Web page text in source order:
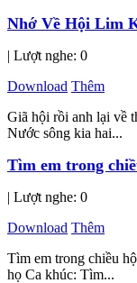
Nhớ Về Hội Lim
| Lượt nghe: 0
Download Thêm
Giã hội rồi anh lại về
Nước sông kia hai...
Tìm em trong
| Lượt nghe: 0
Download Thêm
Tìm em trong chiều
họ Ca khúc: Tìm...